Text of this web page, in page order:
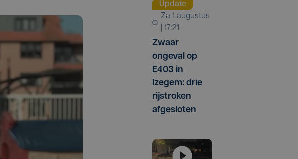
Update
za 1 augustus
| 17:21
Zwaar
ongeval op
E403 in
Izegem: drie
rijstroken
afgesloten